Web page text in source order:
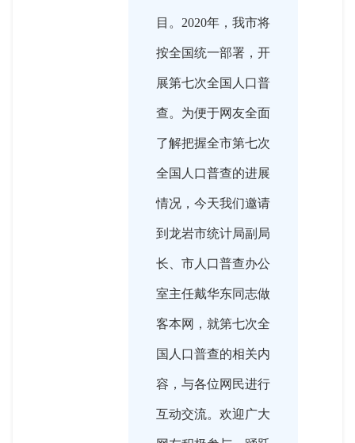
目。2020年，我市将
按全国统一部署，开
展第七次全国人口普
查。为便于网友全面
了解把握全市第七次
全国人口普查的进展
情况，今天我们邀请
到龙岩市统计局副局
长、市人口普查办公
室主任戴华东同志做
客本网，就第七次全
国人口普查的相关内
容，与各位网民进行
互动交流。欢迎广大